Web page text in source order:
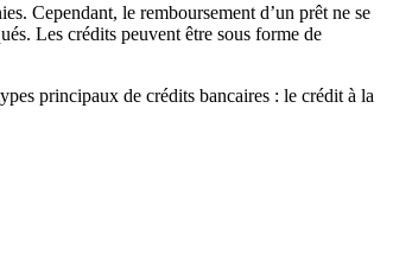
Cependant, le remboursement d’un prêt ne se
Les crédits peuvent être sous forme de
principaux de crédits bancaires : le crédit à la